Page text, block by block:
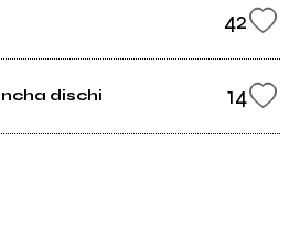
42
dischi 14